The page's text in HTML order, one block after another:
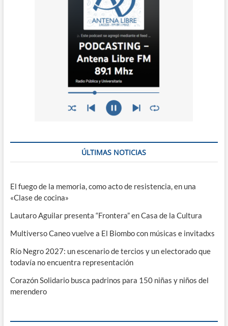
ÚLTIMAS NOTICIAS
El fuego de la memoria, como acto de resistencia, en una
«Clase de cocina»
Lautaro Aguilar presenta “Frontera” en Casa de la Cultura
Multiverso Caneo vuelve a El Biombo con músicas e invitadxs
Río Negro 2027: un escenario de tercios y un electorado que
todavía no encuentra representación
Corazón Solidario busca padrinos para 150 niñas y niños del
merendero